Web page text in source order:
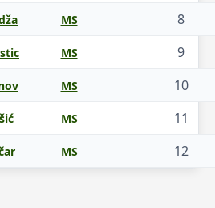
MS
8
MS
9
MS
10
MS
11
MS 12